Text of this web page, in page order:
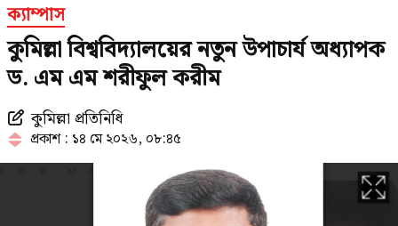
ক্যাম্পাস
কুমিল্লা বিশ্ববিদ্যালয়ের নতুন উপাচার্য অধ্যাপক
ড. এম এম শরীফুল করীম
কুমিল্লা প্রতিনিধি
প্রকাশ : ১৪ মে ২০২৬, ০৮:৪৫